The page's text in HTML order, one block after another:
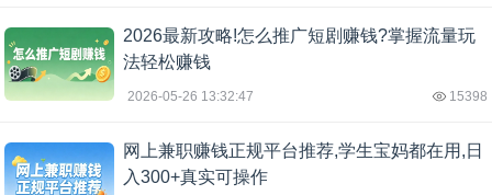
2026最新攻略!怎么推广短剧赚钱?掌握流量玩
法轻松赚钱
2026-05-26 13:32:47 15398
网上兼职赚钱正规平台推荐,学生宝妈都在用,日
入300+真实可操作